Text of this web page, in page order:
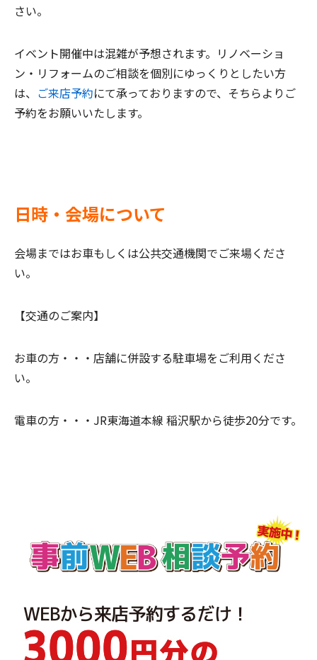
さい。
イベント開催中は混雑が予想されます。リノベーショ
ン・リフォームのご相談を個別にゆっくりとしたい方
は、 ご来店予約にて承っておりますので、そちらよりご
予約をお願いいたします。
日時・会場について
会場まではお車もしくは公共交通機関でご来場くださ
い。
【交通のご案内】
お車の方・・・ 店舗に併設する駐車場をご利用くださ
い。
電車の方・・・ JR東海道本線 稲沢駅から徒歩20分です。